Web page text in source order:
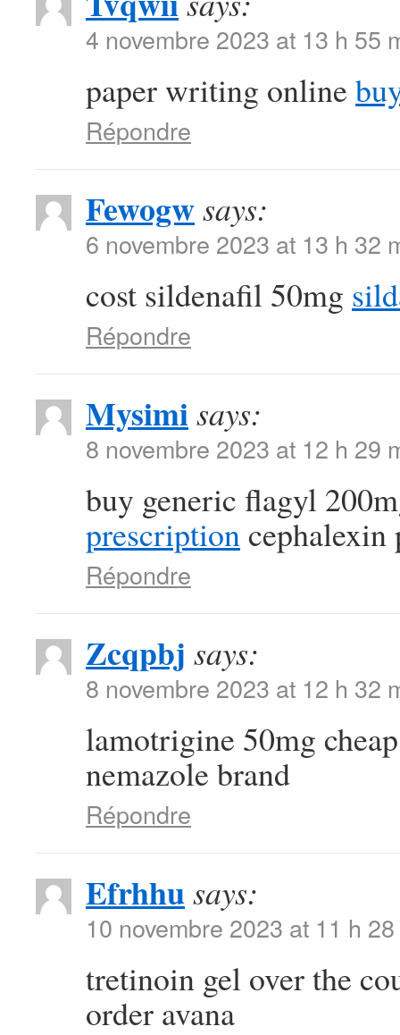
4 novembre 2023 at 13 h 55
paper writing online
Répondre
Fewogwsays:
6 novembre 2023 at 13 h 32
cost sildenafil 50mg
Répondre
Mysimisays:
8 novembre 2023 at 12 h 29
buy generic flagyl
prescription cephalexin
Répondre
Zcqpbj says:
8 novembre 2023 at 12 h 32
lamotrigine 50mg
nemazole brand
Répondre
Efrhhusays:
10 novembre 2023 at 11 h
tretinoin gel over the
order avana